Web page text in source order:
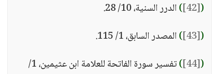
(
[42]
)الدرر السنية، 10/ 28.
(
[43]
)المصدر السابق، 1/ 115.
(
[44]
)
تفسير سورة الفاتحة للعلامة ابن عثيمين، 1/